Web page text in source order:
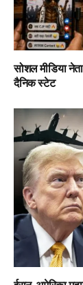
सोशल मीडिया
दैनिक स्टेट